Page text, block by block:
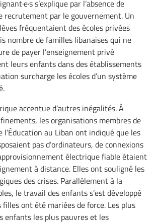
s’explique par l’absence de
recrutement par le gouvernement. Un
fréquentaient des écoles privées
nombre de familles libanaises qui ne
de payer l’enseignement privé
leurs enfants dans des établissements
surcharge les écoles d’un système
accentue d’autres inégalités. À
les organisations membres de
l’Éducation au Liban ont indiqué que les
pas d’ordinateurs, de connexions
électrique fiable étaient
à distance. Elles ont souligné les
des crises. Parallèlement à la
le travail des enfants s’est développé
ont été mariées de force. Les plus
enfants les plus pauvres et les